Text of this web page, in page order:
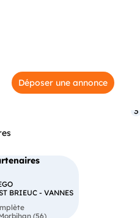
Déposer une annonce
3
BRIEUC - VANNES
(56)